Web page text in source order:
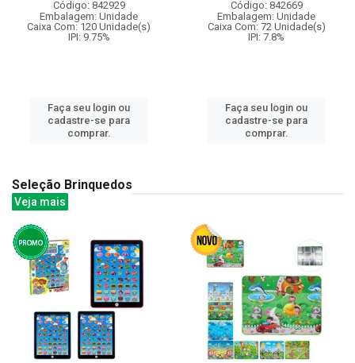
Código: 842929
Embalagem: Unidade
Caixa Com: 120 Unidade(s)
IPI: 9.75%
Faça seu login ou
cadastre-se para
comprar.
Código: 842669
Embalagem: Unidade
Caixa Com: 72 Unidade(s)
IPI: 7.8%
Faça seu login ou
cadastre-se para
comprar.
Seleção Brinquedos
Veja mais